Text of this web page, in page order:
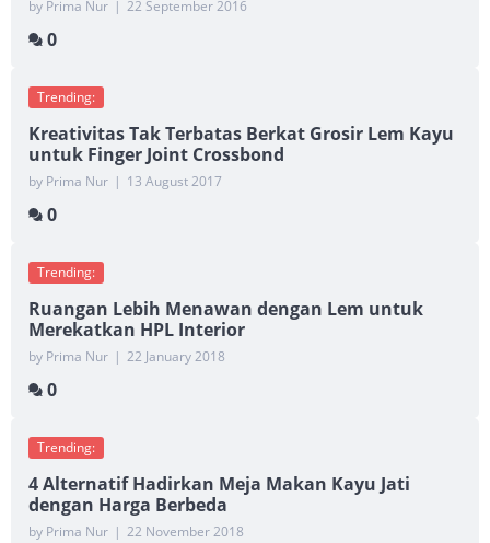
by Prima Nur | 22 September 2016
0
Trending:
Kreativitas Tak Terbatas Berkat Grosir Lem Kayu
untuk Finger Joint Crossbond
by Prima Nur | 13 August 2017
0
Trending:
Ruangan Lebih Menawan dengan Lem untuk
Merekatkan HPL Interior
by Prima Nur | 22 January 2018
0
Trending:
4 Alternatif Hadirkan Meja Makan Kayu Jati
dengan Harga Berbeda
by Prima Nur | 22 November 2018